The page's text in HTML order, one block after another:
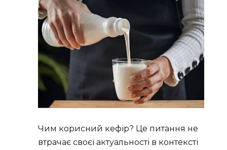
Чим корисний кефір? Це питання не
втрачає своєї актуальності в контексті